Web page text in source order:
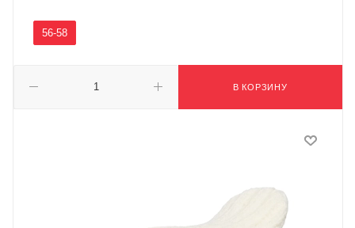
В КОРЗИНУ
56-58